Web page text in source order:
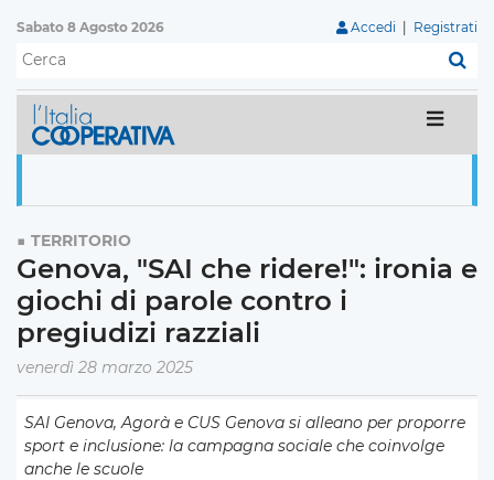
Sabato 8 Agosto 2026 Accedi Registrati
TERRITORIO
Genova, "SAI che ridere!": ironia e
giochi di parole contro i
pregiudizi razziali
venerdì 28 marzo 2025
SAI Genova, Agorà e CUS Genova si alleano per proporre
sport e inclusione: la campagna sociale che coinvolge
anche le scuole